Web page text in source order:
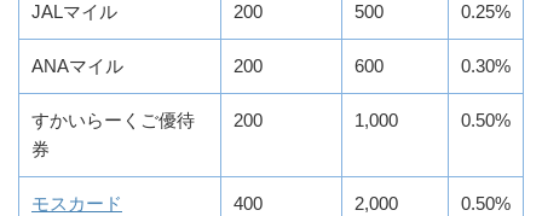
JALマイル 200 500 0.25%
ANAマイル 200 600 0.30%
すかいらーくご優待
券
200 1,000 0.50%
モスカード 400 2,000 0.50%